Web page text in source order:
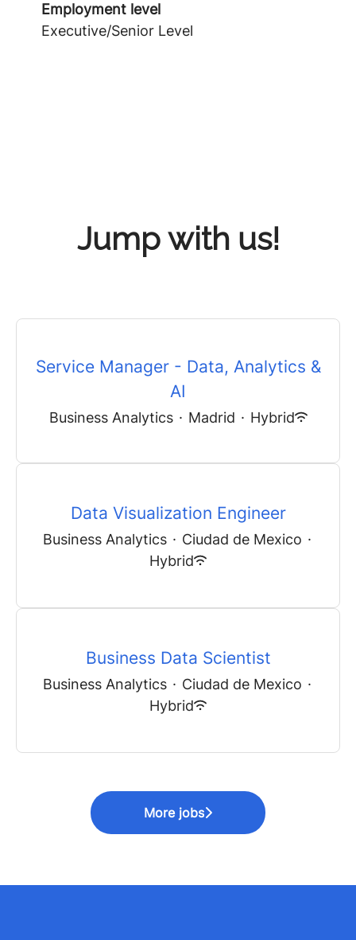
Employment level
Executive/Senior Level
Jump with us!
Service Manager - Data, Analytics &
AI
Business Analytics · Madrid · Hybrid
Data Visualization Engineer
Business Analytics · Ciudad de Mexico ·
Hybrid
Business Data Scientist
Business Analytics · Ciudad de Mexico ·
Hybrid
More jobs